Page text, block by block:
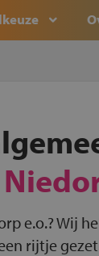
e.o.? Wij
rijtje